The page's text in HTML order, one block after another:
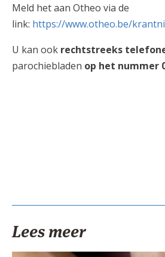
Meld het aan Otheo via de
link: https://www.otheo.be/
U kan ook rechtstreeks
parochiebladen op het nummer
Lees meer